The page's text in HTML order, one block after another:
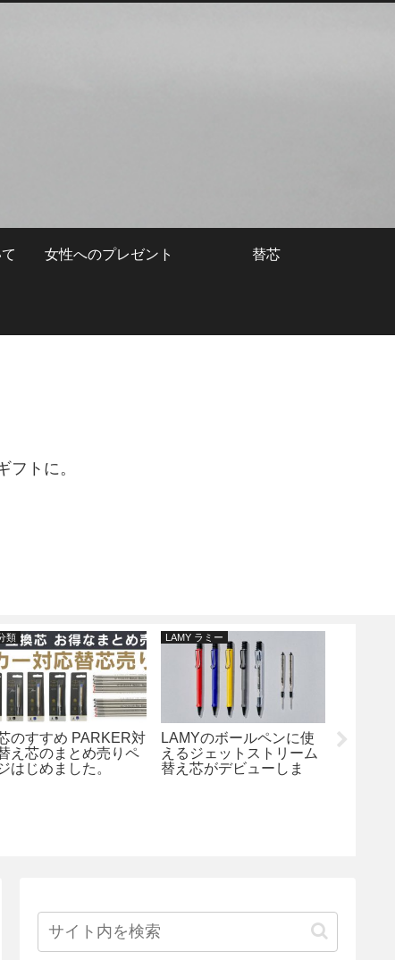
女性へのプレゼント 替芯
トに。
類
のすすめ PARKER対
え芯のまとめ売りペ
はじめました。
LAMY ラミー
LAMYのボールペンに使
えるジェットストリーム
替え芯がデビューしま